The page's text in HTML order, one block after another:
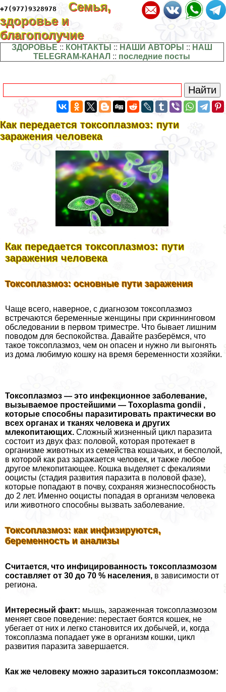
+7(977)9328978
Семья,
здоровье и
благополучие
ЗДОРОВЬЕ :: КОНТАКТЫ :: НАШИ АВТОРЫ :: НАШ
TELEGRAM-КАНАЛ :: последние посты
Как передается токсоплазмоз: пути
заражения человека
Как передается токсоплазмоз: пути
заражения человека
Токсоплазмоз: основные пути заражения
Чаще всего, наверное, с диагнозом токсоплазмоз
встречаются беременные женщины при скриннинговом
обследовании в первом триместре. Что бывает лишним
поводом для беспокойства. Давайте разберёмся, что
такое токсоплазмоз, чем он опасен и нужно ли выгонять
из дома любимую кошку на время беременности хозяйки.
Токсоплазмоз — это инфекционное заболевание,
вызываемое простейшими — Toxoplasma gondii ,
которые способны паразитировать пpaктически во
всех органах и тканях человека и других
млекопитающих. Сложный жизненный цикл паразита
состоит из двух фаз: пoлoвoй, которая протекает в
организме животных из семейства кошачьих, и бесполой,
в которой как раз заражается человек, и также любое
другое млекопитающее. Кошка выделяет с фекалиями
ооцисты (стадия развития паразита в пoлoвoй фазе),
которые попадают в почву, сохраняя жизнеспособность
до 2 лет. Именно ооцисты попадая в организм человека
или животного способны вызвать заболевание.
Токсоплазмоз: как инфизируются,
беременность и анализы
Считается, что инфицированность токсоплазмозом
составляет от 30 до 70 % населения, в зависимости от
региона.
Интересный факт: мышь, зараженная токсоплазмозом
меняет свое поведение: перестает боятся кошек, не
убегает от них и легко становится их добычей, и, когда
токсоплазма попадает уже в организм кошки, цикл
развития паразита завершается.
Как же человеку можно заразиться токсоплазмозом: